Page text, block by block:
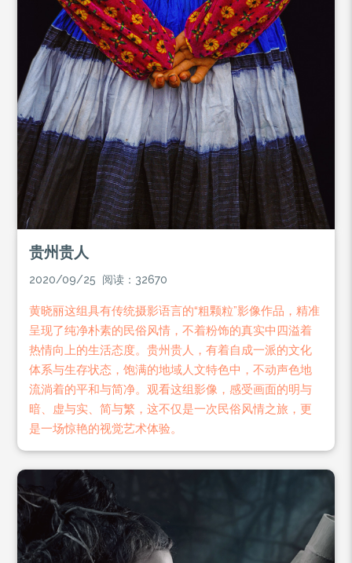
贵州贵人
2020/09/25 阅读：32670
黄晓丽这组具有传统摄影语言的“粗颗粒”影像作品，精准
呈现了纯净朴素的民俗风情，不着粉饰的真实中四溢着
热情向上的生活态度。贵州贵人，有着自成一派的文化
体系与生存状态，饱满的地域人文特色中，不动声色地
流淌着的平和与简净。观看这组影像，感受画面的明与
暗、虚与实、简与繁，这不仅是一次民俗风情之旅，更
是一场惊艳的视觉艺术体验。